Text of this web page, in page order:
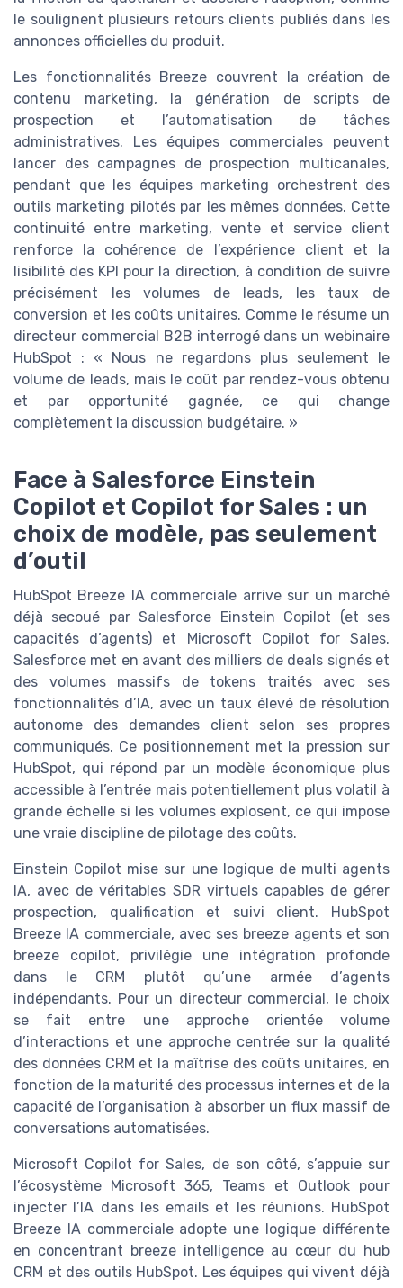
le soulignent plusieurs retours clients publiés dans les
annonces officielles du produit.
Les fonctionnalités Breeze couvrent la création de
contenu marketing, la génération de scripts de
prospection et l’automatisation de tâches
administratives. Les équipes commerciales peuvent
lancer des campagnes de prospection multicanales,
pendant que les équipes marketing orchestrent des
outils marketing pilotés par les mêmes données. Cette
continuité entre marketing, vente et service client
renforce la cohérence de l’expérience client et la
lisibilité des KPI pour la direction, à condition de suivre
précisément les volumes de leads, les taux de
conversion et les coûts unitaires. Comme le résume un
directeur commercial B2B interrogé dans un webinaire
HubSpot : « Nous ne regardons plus seulement le
volume de leads, mais le coût par rendez-vous obtenu
et par opportunité gagnée, ce qui change
complètement la discussion budgétaire. »
Face à Salesforce Einstein
Copilot et Copilot for Sales : un
choix de modèle, pas seulement
d’outil
HubSpot Breeze IA commerciale arrive sur un marché
déjà secoué par Salesforce Einstein Copilot (et ses
capacités d’agents) et Microsoft Copilot for Sales.
Salesforce met en avant des milliers de deals signés et
des volumes massifs de tokens traités avec ses
fonctionnalités d’IA, avec un taux élevé de résolution
autonome des demandes client selon ses propres
communiqués. Ce positionnement met la pression sur
HubSpot, qui répond par un modèle économique plus
accessible à l’entrée mais potentiellement plus volatil à
grande échelle si les volumes explosent, ce qui impose
une vraie discipline de pilotage des coûts.
Einstein Copilot mise sur une logique de multi agents
IA, avec de véritables SDR virtuels capables de gérer
prospection, qualification et suivi client. HubSpot
Breeze IA commerciale, avec ses breeze agents et son
breeze copilot, privilégie une intégration profonde
dans le CRM plutôt qu’une armée d’agents
indépendants. Pour un directeur commercial, le choix
se fait entre une approche orientée volume
d’interactions et une approche centrée sur la qualité
des données CRM et la maîtrise des coûts unitaires, en
fonction de la maturité des processus internes et de la
capacité de l’organisation à absorber un flux massif de
conversations automatisées.
Microsoft Copilot for Sales, de son côté, s’appuie sur
l’écosystème Microsoft 365, Teams et Outlook pour
injecter l’IA dans les emails et les réunions. HubSpot
Breeze IA commerciale adopte une logique différente
en concentrant breeze intelligence au cœur du hub
CRM et des outils HubSpot. Les équipes qui vivent déjà